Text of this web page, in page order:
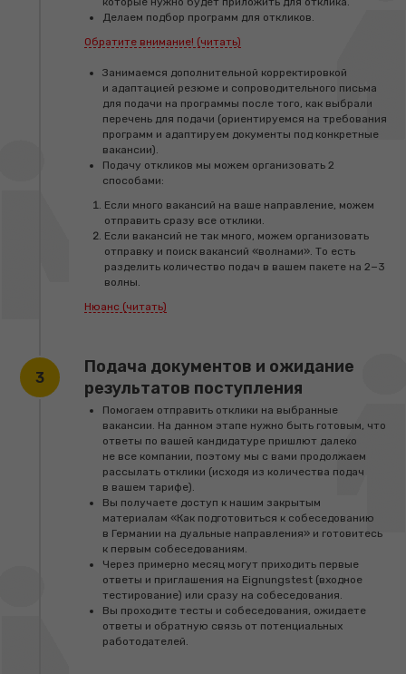
Делаем подбор программ для откликов.
Обратите внимание! (читать)
Занимаемся дополнительной корректировкой
и адаптацией резюме и сопроводительного письма
для подачи на программы после того, как выбрали
перечень для подачи (ориентируемся на требования
программ и адаптируем документы под конкретные
вакансии).
Подачу откликов мы можем организовать 2
способами:
Если много вакансий на ваше направление, можем
отправить сразу все отклики.
Если вакансий не так много, можем организовать
отправку и поиск вакансий «волнами». То есть
разделить количество подач в вашем пакете на 2−3
волны.
Нюанс (читать)
Подача документов и ожидание
результатов поступления
Помогаем отправить отклики на выбранные
вакансии. На данном этапе нужно быть готовым, что
ответы по вашей кандидатуре пришлют далеко
не все компании, поэтому мы с вами продолжаем
рассылать отклики (исходя из количества подач
в вашем тарифе).
Вы получаете доступ к нашим закрытым
материалам «Как подготовиться к собеседованию
в Германии на дуальные направления» и готовитесь
к первым собеседованиям.
Через примерно месяц могут приходить первые
ответы и приглашения на Eignungstest (входное
тестирование) или сразу на собеседования.
Вы проходите тесты и собеседования, ожидаете
ответы и обратную связь от потенциальных
работодателей.
Базовый
(Подача до 30 программ)
Полное ведение процесса подготовки
Доступ к материалам, как подготовиться
к собеседованию в Германии на дуальные
направления.
Поддержка в чате с ПН по СБ в течение всего
времени совместной работы.
Доступ к системе для отслеживания
процесса работы с куратором.
1 видеоконсультация в процессе работы
с разбором любых ваших вопросов.
Скидка 10% на визовое сопровождение или
сопровождение на подачу/смену ВНЖ.
*подойдет для тех, кто определился с одним
много вакансий, для направлений
с невысоким конкурсом
Стоимость: €1990